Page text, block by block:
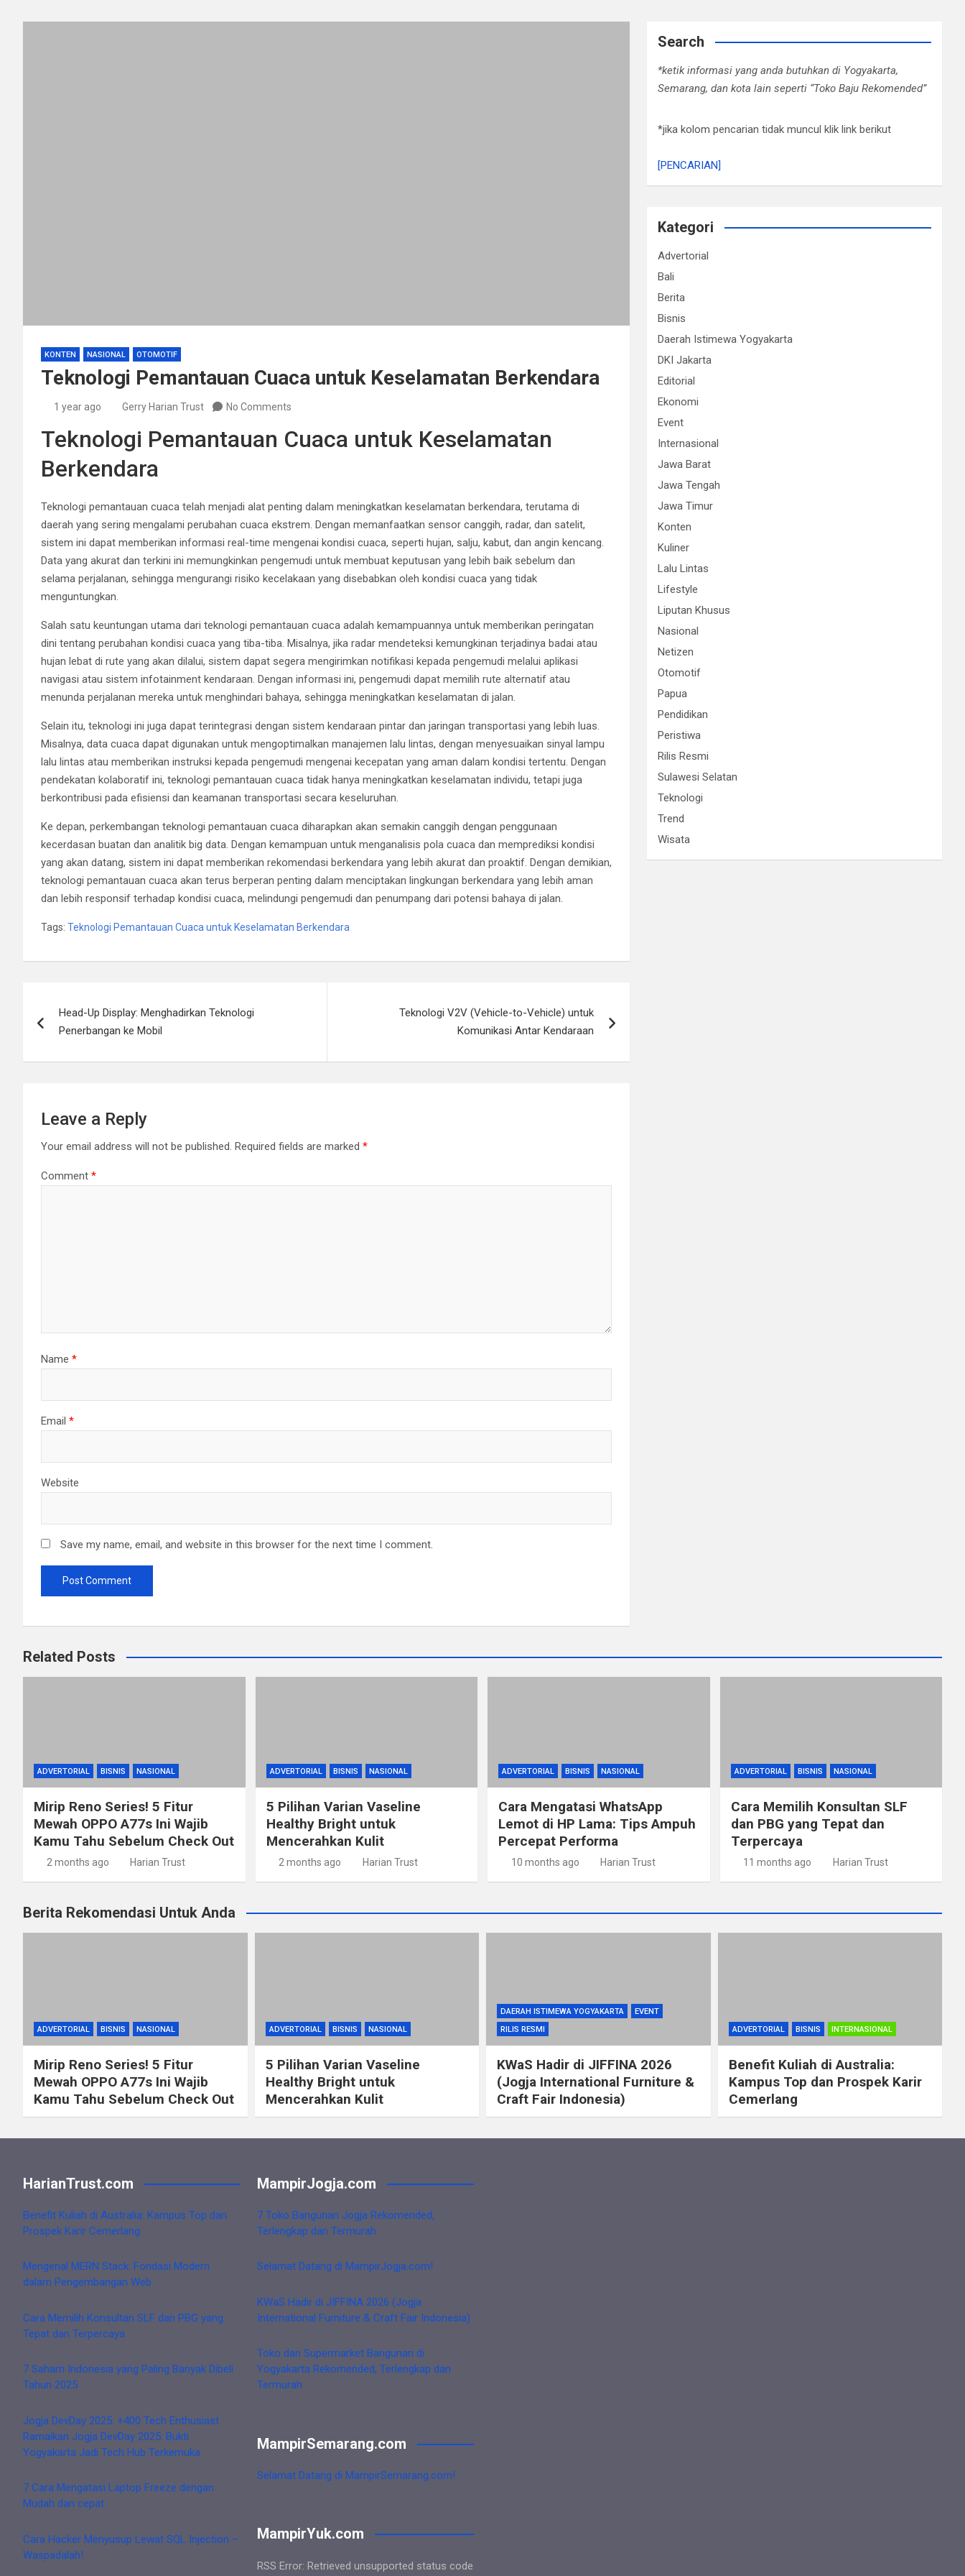
KONTEN NASIONAL OTOMOTIF
Teknologi Pemantauan Cuaca untuk Keselamatan Berkendara
1 year ago Gerry Harian Trust No Comments
Teknologi Pemantauan Cuaca untuk Keselamatan
Berkendara
Teknologi pemantauan cuaca telah menjadi alat penting dalam meningkatkan keselamatan berkendara, terutama di
daerah yang sering mengalami perubahan cuaca ekstrem. Dengan memanfaatkan sensor canggih, radar, dan satelit,
sistem ini dapat memberikan informasi real-time mengenai kondisi cuaca, seperti hujan, salju, kabut, dan angin kencang.
Data yang akurat dan terkini ini memungkinkan pengemudi untuk membuat keputusan yang lebih baik sebelum dan
selama perjalanan, sehingga mengurangi risiko kecelakaan yang disebabkan oleh kondisi cuaca yang tidak
menguntungkan.
Salah satu keuntungan utama dari teknologi pemantauan cuaca adalah kemampuannya untuk memberikan peringatan
dini tentang perubahan kondisi cuaca yang tiba-tiba. Misalnya, jika radar mendeteksi kemungkinan terjadinya badai atau
hujan lebat di rute yang akan dilalui, sistem dapat segera mengirimkan notifikasi kepada pengemudi melalui aplikasi
navigasi atau sistem infotainment kendaraan. Dengan informasi ini, pengemudi dapat memilih rute alternatif atau
menunda perjalanan mereka untuk menghindari bahaya, sehingga meningkatkan keselamatan di jalan.
Selain itu, teknologi ini juga dapat terintegrasi dengan sistem kendaraan pintar dan jaringan transportasi yang lebih luas.
Misalnya, data cuaca dapat digunakan untuk mengoptimalkan manajemen lalu lintas, dengan menyesuaikan sinyal lampu
lalu lintas atau memberikan instruksi kepada pengemudi mengenai kecepatan yang aman dalam kondisi tertentu. Dengan
pendekatan kolaboratif ini, teknologi pemantauan cuaca tidak hanya meningkatkan keselamatan individu, tetapi juga
berkontribusi pada efisiensi dan keamanan transportasi secara keseluruhan.
Ke depan, perkembangan teknologi pemantauan cuaca diharapkan akan semakin canggih dengan penggunaan
kecerdasan buatan dan analitik big data. Dengan kemampuan untuk menganalisis pola cuaca dan memprediksi kondisi
yang akan datang, sistem ini dapat memberikan rekomendasi berkendara yang lebih akurat dan proaktif. Dengan demikian,
teknologi pemantauan cuaca akan terus berperan penting dalam menciptakan lingkungan berkendara yang lebih aman
dan lebih responsif terhadap kondisi cuaca, melindungi pengemudi dan penumpang dari potensi bahaya di jalan.
Tags: Teknologi Pemantauan Cuaca untuk Keselamatan Berkendara
navigation
Head-Up Display: Menghadirkan Teknologi
Penerbangan ke Mobil
Teknologi V2V (Vehicle-to-Vehicle) untuk
Komunikasi Antar Kendaraan
Leave a Reply
Your email address will not be published. Required fields are marked *
Comment *
Name *
Email *
Website
Save my name, email, and website in this browser for the next time I comment.
Search
*ketik informasi yang anda butuhkan di Yogyakarta,
Semarang, dan kota lain seperti “Toko Baju Rekomended”
*jika kolom pencarian tidak muncul klik link berikut
[PENCARIAN]
Kategori
Advertorial
Bali
Berita
Bisnis
Daerah Istimewa Yogyakarta
DKI Jakarta
Editorial
Ekonomi
Event
Internasional
Jawa Barat
Jawa Tengah
Jawa Timur
Konten
Kuliner
Lalu Lintas
Lifestyle
Liputan Khusus
Nasional
Netizen
Otomotif
Papua
Pendidikan
Peristiwa
Rilis Resmi
Sulawesi Selatan
Teknologi
Trend
Wisata
Related Posts
ADVERTORIAL BISNIS NASIONAL
Mirip Reno Series! 5 Fitur
Mewah OPPO A77s Ini Wajib
Kamu Tahu Sebelum Check Out
2 months ago Harian Trust
ADVERTORIAL BISNIS NASIONAL
5 Pilihan Varian Vaseline
Healthy Bright untuk
Mencerahkan Kulit
2 months ago Harian Trust
ADVERTORIAL BISNIS NASIONAL
Cara Mengatasi WhatsApp
Lemot di HP Lama: Tips Ampuh
Percepat Performa
10 months ago Harian Trust
ADVERTORIAL BISNIS NASIONAL
Cara Memilih Konsultan SLF
dan PBG yang Tepat dan
Terpercaya
11 months ago Harian Trust
Berita Rekomendasi Untuk Anda
ADVERTORIAL BISNIS NASIONAL
Mirip Reno Series! 5 Fitur
Mewah OPPO A77s Ini Wajib
Kamu Tahu Sebelum Check Out
ADVERTORIAL BISNIS NASIONAL
5 Pilihan Varian Vaseline
Healthy Bright untuk
Mencerahkan Kulit
DAERAH ISTIMEWA YOGYAKARTA
EVENT
RILIS RESMI
KWaS Hadir di JIFFINA 2026
(Jogja International Furniture &
Craft Fair Indonesia)
ADVERTORIAL BISNIS INTERNASIONAL
Benefit Kuliah di Australia:
Kampus Top dan Prospek Karir
Cemerlang
HarianTrust.com
Benefit Kuliah di Australia: Kampus Top dan
Prospek Karir Cemerlang
Mengenal MERN Stack: Fondasi Modern
dalam Pengembangan Web
Cara Memilih Konsultan SLF dan PBG yang
Tepat dan Terpercaya
7 Saham Indonesia yang Paling Banyak Dibeli
Tahun 2025
Jogja DevDay 2025: +400 Tech Enthusiast
Ramaikan Jogja DevDay 2025: Bukti
Yogyakarta Jadi Tech Hub Terkemuka
7 Cara Mengatasi Laptop Freeze dengan
Mudah dan cepat
Cara Hacker Menyusup Lewat SQL Injection –
Waspadalah!
MampirJogja.com
7 Toko Bangunan Jogja Rekomended,
Terlengkap dan Termurah
Selamat Datang di MampirJogja.com!
KWaS Hadir di JIFFINA 2026 (Jogja
International Furniture & Craft Fair Indonesia)
Toko dan Supermarket Bangunan di
Yogyakarta Rekomended, Terlengkap dan
Termurah
MampirSemarang.com
Selamat Datang di MampirSemarang.com!
MampirYuk.com
RSS Error: Retrieved unsupported status code